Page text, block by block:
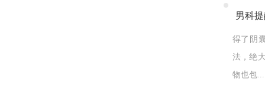
男科
得了阴
法，绝
物也包...